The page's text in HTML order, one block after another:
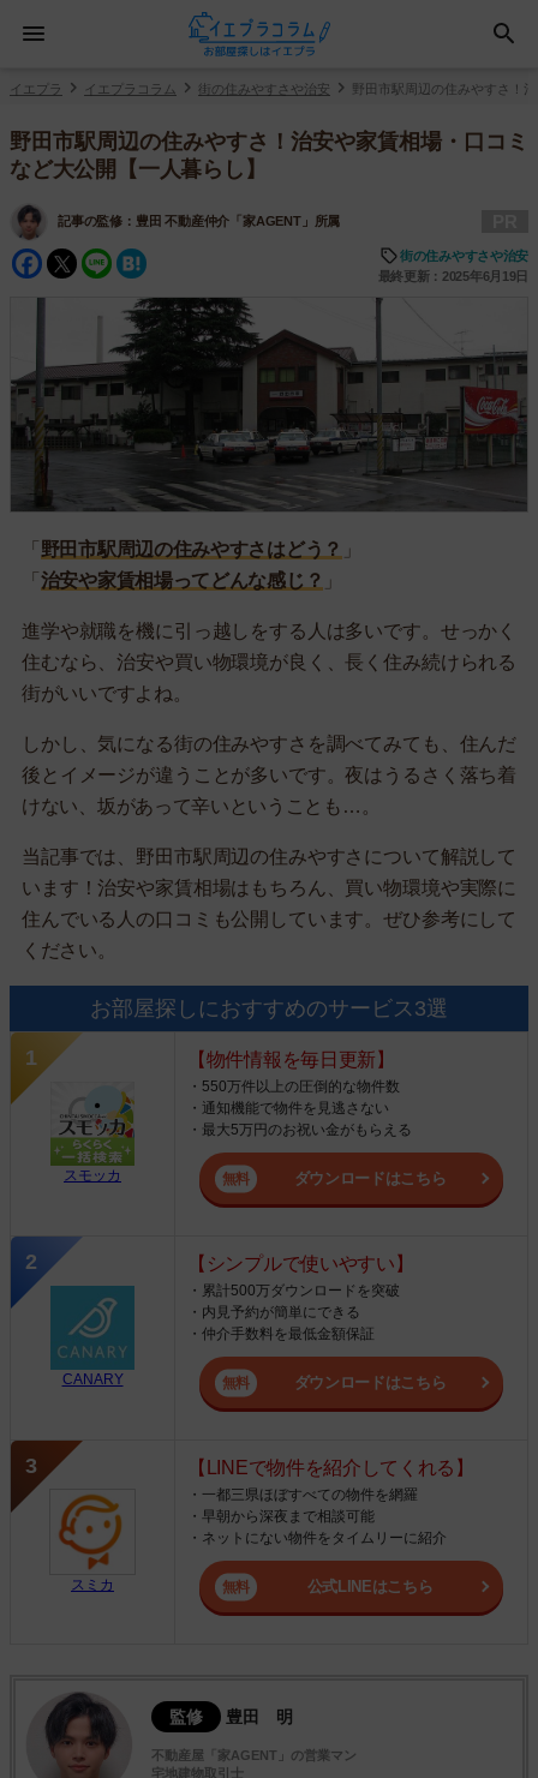
イエプラ イエプラコラム 街の住みやすさや治安 野田市駅周辺の住みやすさ！
野田市駅周辺の住みやすさ！治安や家賃相場・口コミ
など大公開【一人暮らし】
記事の監修： 豊田 不動産仲介「家AGENT」所属
Facebook
Twitter
Line
街の住みやすさや治安
最終更新：2025年6月19日
「 野田市駅周辺の住みやすさはどう？ 」
「 治安や家賃相場ってどんな感じ？ 」
進学や就職を機に引っ越しをする人は多いです。せっかく
住むなら、治安や買い物環境が良く、長く住み続けられる
街がいいですよね。
しかし、気になる街の住みやすさを調べてみても、住んだ
後とイメージが違うことが多いです。夜はうるさく落ち着
けない、坂があって辛いということも…。
当記事では、野田市駅周辺の住みやすさについて解説して
います！治安や家賃相場はもちろん、買い物環境や実際に
住んでいる人の口コミも公開しています。ぜひ参考にして
ください。
お部屋探しにおすすめのサービス3選
スモッカ
【物件情報を毎日更新】
・550万件以上の圧倒的な物件数
・通知機能で物件を見逃さない
・最大5万円のお祝い金がもらえる
ダウンロードはこちら
CANARY
【シンプルで使いやすい】
・累計500万ダウンロードを突破
・内見予約が簡単にできる
・仲介手数料を最低金額保証
ダウンロードはこちら
スミカ
【LINEで物件を紹介してくれる】
・一都三県ほぼすべての物件を網羅
・早朝から深夜まで相談可能
・ネットにない物件をタイムリーに紹介
公式LINEはこちら
監修 豊田 明
不動産屋「家AGENT」の営業マン
宅地建物取引士